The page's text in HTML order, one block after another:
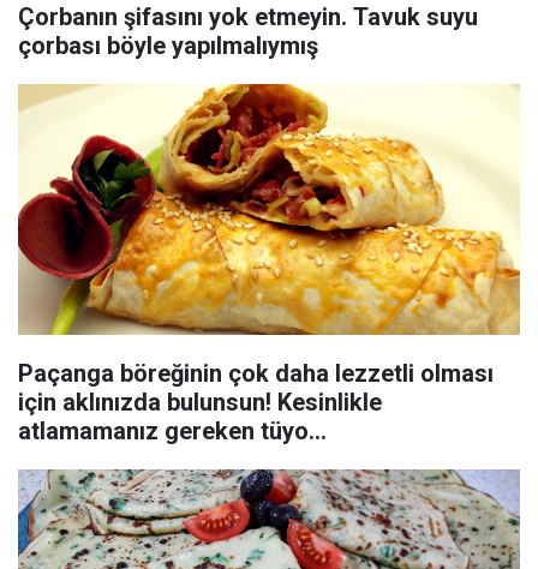
Çorbanın şifasını yok etmeyin. Tavuk suyu
çorbası böyle yapılmalıymış
Paçanga böreğinin çok daha lezzetli olması
için aklınızda bulunsun! Kesinlikle
atlamamanız gereken tüyo...